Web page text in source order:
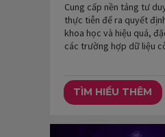
Cung cấp nền tảng tư
thực tiễn để ra quyết
khoa học và hiệu quả,
các trường hợp dữ liệu
TÌM HIỂU THÊM